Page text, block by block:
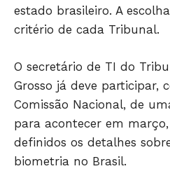
POLÍTICA
POLÍCIA
ECONOMIA
OPINIÃO
EDUCAÇÃO
SAÚDE
estado brasileiro. A
critério de cada Tribunal.
O secretário de TI do
Grosso já deve participar,
Comissão Nacional, de
para acontecer em
definidos os detalhes
biometria no Brasil.